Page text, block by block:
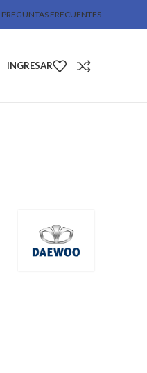
PREGUNTAS FRECUENTES
INGRESAR